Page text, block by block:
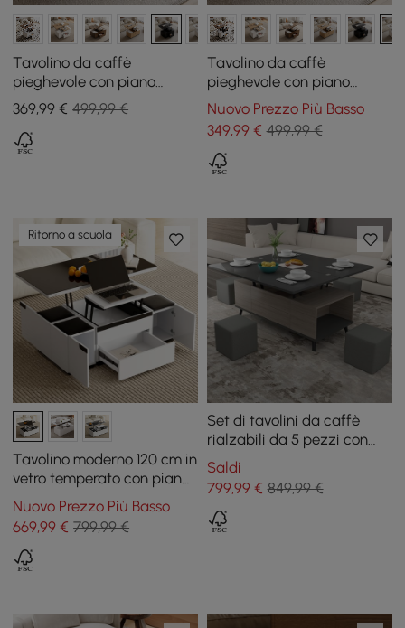
Tavolino da caffè
pieghevole con piano
sollevabile da 100 cm nero
con 4 sgabelli e contenitore
369,99 € 499,99 €
Tavolino da caffè
pieghevole con piano
sollevabile da 100 cm
bianco con 4 sgabelli e
contenitore
Nuovo Prezzo Più Basso
349,99€ 499,99 €
Ritorno a scuola
Tavolino moderno 120 cm in
vetro temperato con piano
sollevabile e cassetti
Nuovo Prezzo Più Basso
669,99 € 799,99 €
Set di tavolini da caffè
rialzabili da 5 pezzi con
ripostiglio, tavolo da
pranzo convertibile con
pouf
Saldi
799,99€ 849,99 €